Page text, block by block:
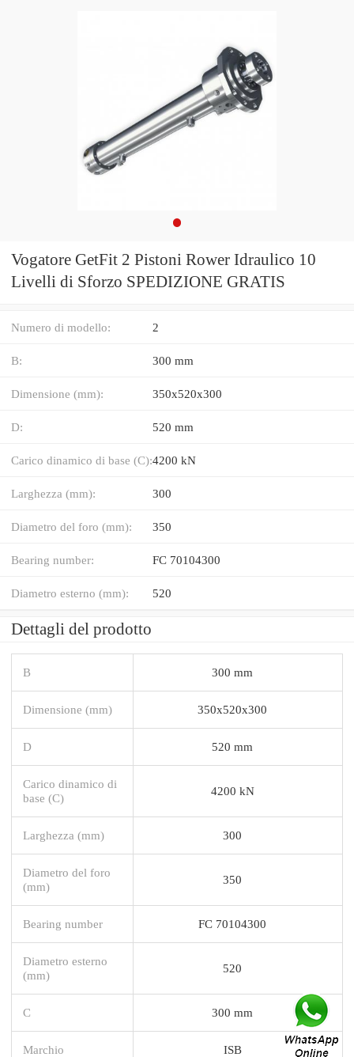
Vogatore GetFit 2 Pistoni Rower Idraulico 10
Livelli di Sforzo SPEDIZIONE GRATIS
Numero di modello: 2
B: 300 mm
Dimensione (mm): 350x520x300
D: 520 mm
Carico dinamico di base (C):4200 kN
Larghezza (mm): 300
Diametro del foro (mm): 350
Bearing number: FC 70104300
Diametro esterno (mm): 520
Dettagli del prodotto
B 300 mm
Dimensione (mm) 350x520x300
D 520 mm
Carico dinamico di
base (C)
4200 kN
Larghezza (mm) 300
Diametro del foro
(mm)
350
Bearing number FC 70104300
Diametro esterno
(mm)
520
C 300 mm
Marchio ISB